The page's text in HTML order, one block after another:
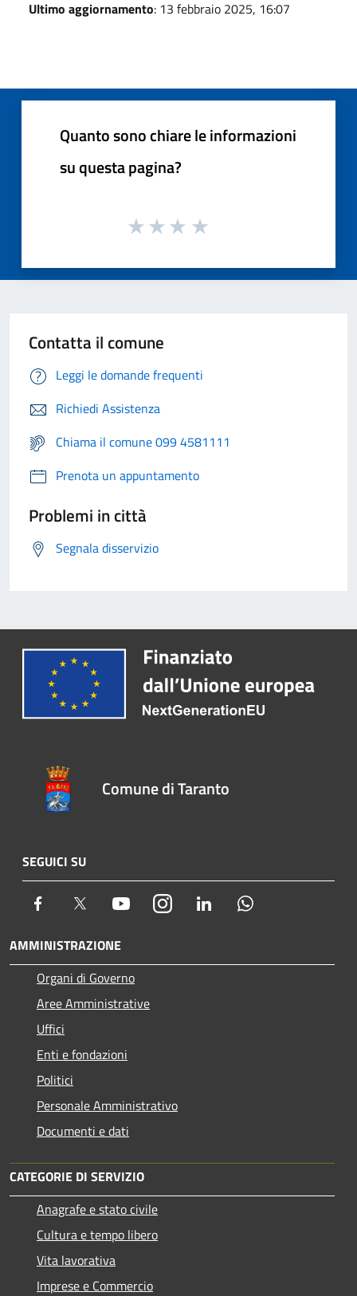
Ultimo aggiornamento: 13 febbraio 2025, 16:07
Quanto sono chiare le informazioni
su questa pagina?
Contatta il comune
Leggi le domande frequenti
Richiedi Assistenza
Chiama il comune 099 4581111
Prenota un appuntamento
Problemi in città
Segnala disservizio
Comune di Taranto
SEGUICI SU
Facebook Twitter YoutubeInstagram LinkedIn
AMMINISTRAZIONE
Organi di Governo
Aree Amministrative
Uffici
Enti e fondazioni
Politici
Personale Amministrativo
Documenti e dati
CATEGORIE DI SERVIZIO
Anagrafe e stato civile
Cultura e tempo libero
Vita lavorativa
Imprese e Commercio